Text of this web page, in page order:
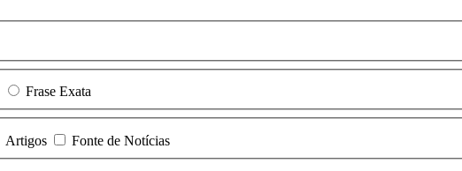
Frase Exata
Artigos Fonte de Notícias